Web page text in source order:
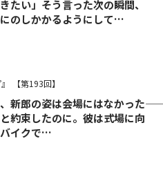
たい」そう言った次の瞬間、
のしかかるようにして…
【第193回】
新郎の姿は会場にはなかった――
約束したのに。彼は式場に向
イクで…